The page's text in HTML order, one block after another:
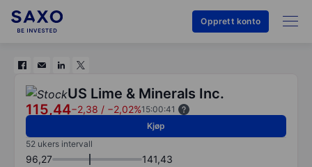
Opprett konto
US Lime & Minerals Inc.
115,44−2,38 / −2,02%15:00:41
Kjøp
52 ukers intervall
96,27 141,43